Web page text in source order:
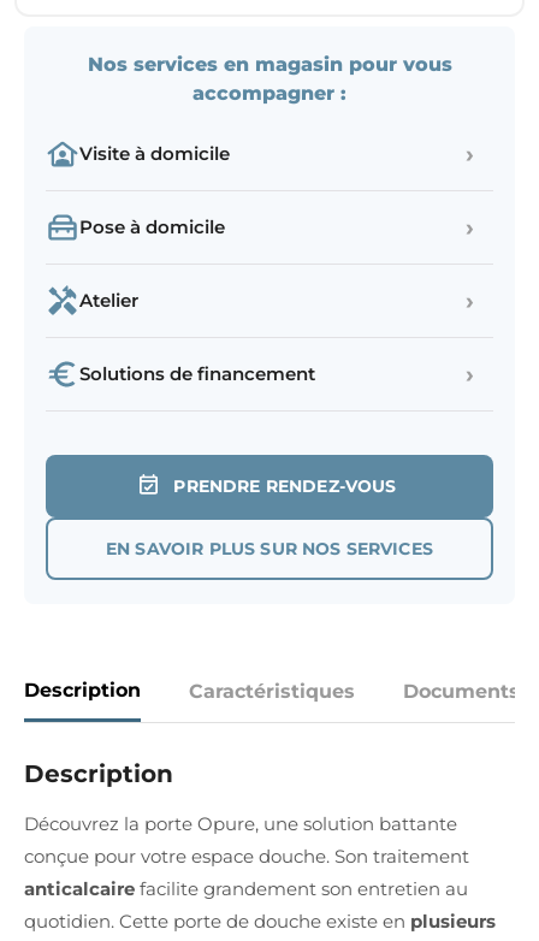
Nos services en magasin pour vous
accompagner :
Visite à domicile ›
Pose à domicile ›
Atelier ›
Solutions de financement ›
PRENDRE RENDEZ-VOUS
EN SAVOIR PLUS SUR NOS SERVICES
Description Caractéristiques Documents
Description
Découvrez la porte Opure, une solution battante
conçue pour votre espace douche. Son traitement
anticalcaire facilite grandement son entretien au
quotidien. Cette porte de douche existe en plusieurs